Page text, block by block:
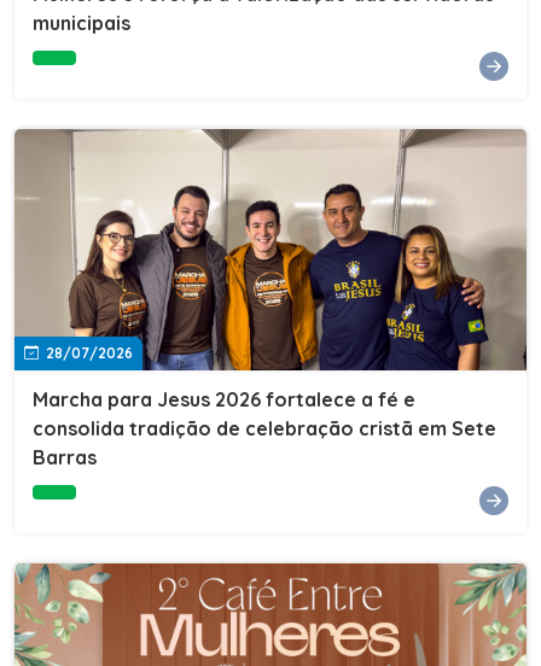
Cultura, Esporte e Lazer, Paulo Thomas, prestigiou os
compromisso da nossa gestão com a inclusão,
oferecendo a jovens e adultos a oportunidade de
concluir seus estudos e construir um futuro melhor.
Cada certificado entregue simboliza esforço,
determinação e a certeza de que investir em educação
é investir no desenvolvimento de Sete Barras."A
Prefeitura de Sete Barras também agradeceu ao SESI,
parceiro fundamental na retomada e ampliação da
Educação de Jovens e Adultos, aos professores, à
equipe da Secretaria Municipal de Educação e a todos
os profissionais que contribuíram para que esse
importante projeto voltasse a transformar a vida de
municipais
28/07/2026
Marcha para Jesus 2026 fortalece a fé e
consolida tradição de celebração cristã em Sete
Barras